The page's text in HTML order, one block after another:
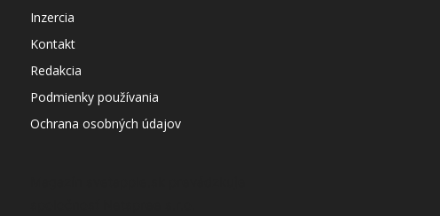
Inzercia
Kontakt
Redakcia
Podmienky používania
Ochrana osobných údajov